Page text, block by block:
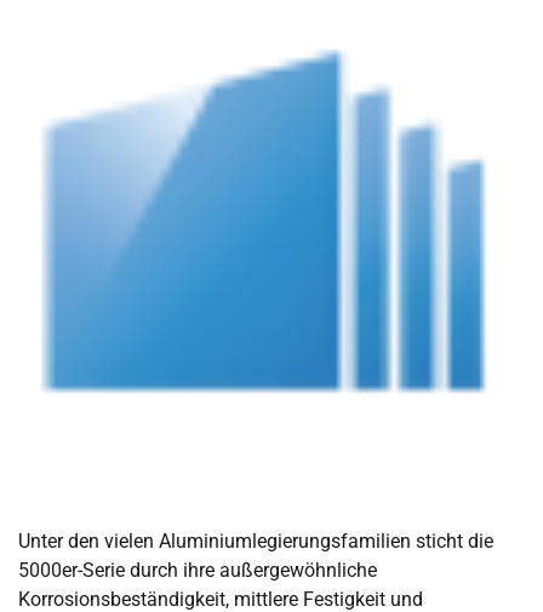
Unter den vielen Aluminiumlegierungsfamilien sticht die
5000er-Serie durch ihre außergewöhnliche
Korrosionsbeständigkeit, mittlere Festigkeit und